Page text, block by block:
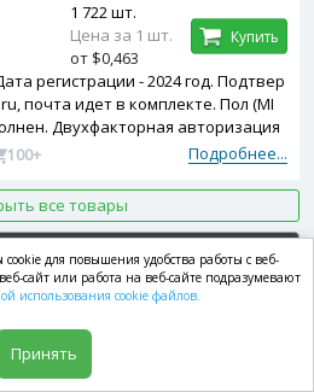
регистрации - 2024 год. Подтвер
почта идет в комплекте. Пол (MI
Двухфакторная авторизация
Зарегистрированы с MIX ip.
Подробнее...
100+
1 722 шт.
Цена за 1 шт.
от $0,463
Купить
все товары
Раскрученные
подписчиков. Почта@yahoo.com в
Цена за 1 шт.
от $0,833
cookie для повышения удобства работы с веб-
сайт или работа на веб-сайте подразумевают
использования cookie файлов.
Принять